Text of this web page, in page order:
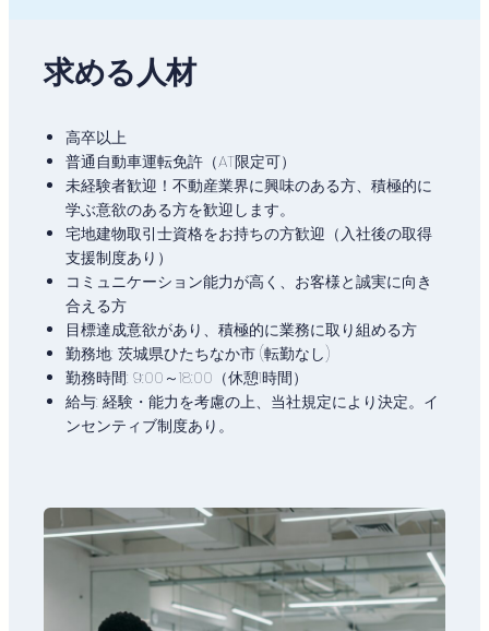
求める人材
高卒以上
普通自動車運転免許（AT限定可）
未経験者歓迎！不動産業界に興味のある方、積極的に
学ぶ意欲のある方を歓迎します。
宅地建物取引士資格をお持ちの方歓迎（入社後の取得
支援制度あり）
コミュニケーション能力が高く、お客様と誠実に向き
合える方
目標達成意欲があり、積極的に業務に取り組める方
勤務地: 茨城県ひたちなか市 (転勤なし)
勤務時間: 9:00～18:00（休憩1時間）
給与: 経験・能力を考慮の上、当社規定により決定。イ
ンセンティブ制度あり。